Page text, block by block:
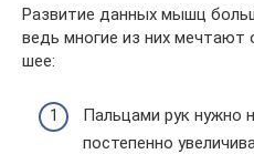
Развитие данных мышц
ведь многие из них мечтают
шее:
Пальцами рук нужно
постепенно